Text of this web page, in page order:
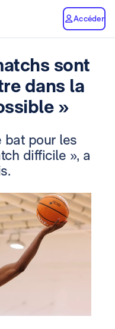
Accéder
sont
dans la
»
bat pour les
difficile », a